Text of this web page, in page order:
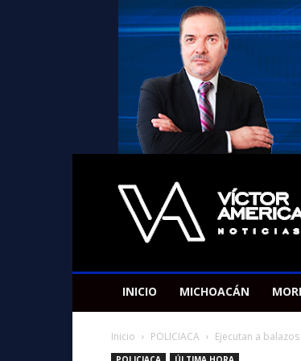
Americano
Victor
INICIO MICHOACÁN
Inicio POLICIACA Ejecutan a